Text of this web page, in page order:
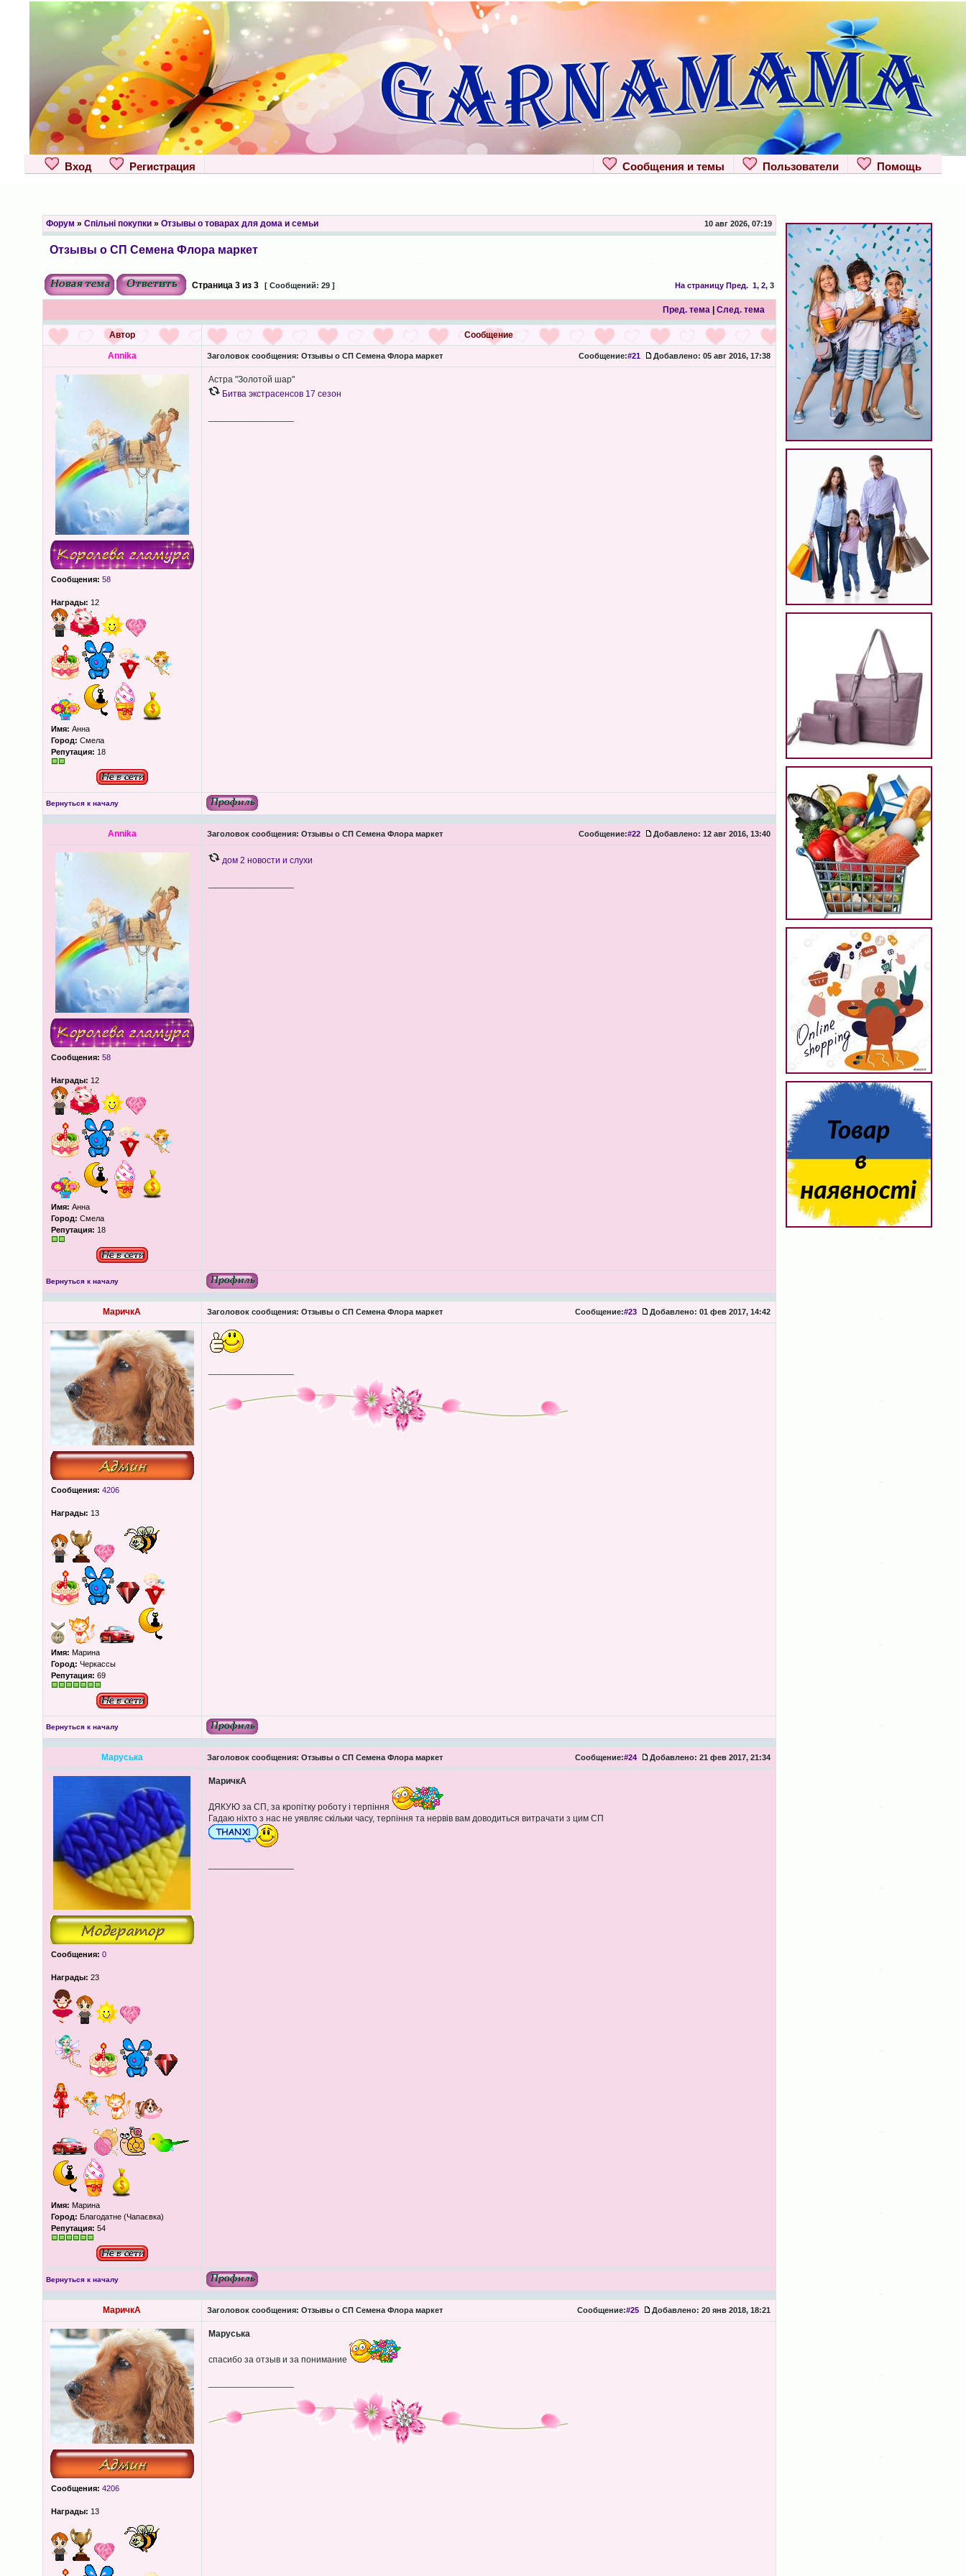
Вход Регистрация Помощь
Пользователи
Сообщения и темы
Форум » Спільні покупки» Отзывы о товарах для дома и семьи 10 авг 2026, 07:19
Отзывы о СП Семена Флора маркет
Страница 3из 3 [ Сообщений: 29 ] На страницу Пред. 1, 2, 3
Пред. тема| След. тема
Автор Сообщение
Annika Заголовок сообщения: Отзывы о СП Семена Флора маркет Сообщение:#21 Добавлено: 05 авг 2016, 17:38
Сообщения: 58
Награды: 12
Имя: Анна
Город: Смела
Репутация: 18
Астра "Золотой шар"
Битва экстрасенсов 17 сезон
Вернуться к началу
Annika Заголовок сообщения: Отзывы о СП Семена Флора маркет Сообщение:#22 Добавлено: 12 авг 2016, 13:40
Сообщения: 58
Награды: 12
Имя: Анна
Город: Смела
Репутация: 18
дом 2 новости и слухи
Вернуться к началу
МаричкА Заголовок сообщения: Отзывы о СП Семена Флора маркет Сообщение:#23 Добавлено: 01 фев 2017, 14:42
Сообщения: 4206
Награды: 13
Имя: Марина
Город: Черкассы
Репутация: 69
Вернуться к началу
Маруська Заголовок сообщения: Отзывы о СП Семена Флора маркет Сообщение:#24 Добавлено: 21 фев 2017, 21:34
Сообщения: 0
Награды: 23
Имя: Марина
Город: Благодатне (Чапаєвка)
Репутация: 54
МаричкА
ДЯКУЮ за СП, за кропітку роботу і терпіння
Гадаю ніхто з нас не уявляє скільки часу, терпіння та нервів вам доводиться витрачати з цим СП
Вернуться к началу
МаричкА Заголовок сообщения: Отзывы о СП Семена Флора маркет Сообщение:#25 Добавлено: 20 янв 2018, 18:21
Сообщения: 4206
Награды: 13
Маруська
спасибо за отзыв и за понимание